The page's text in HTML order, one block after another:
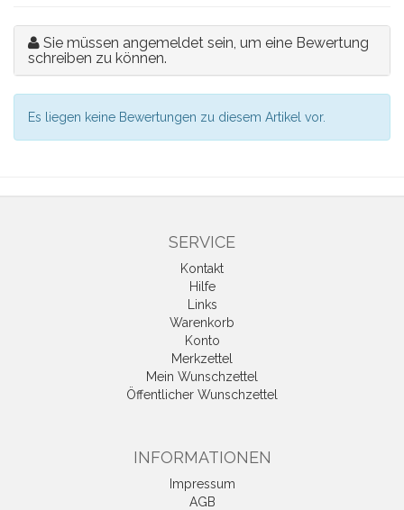
Sie müssen angemeldet sein, um eine Bewertung
schreiben zu können.
Es liegen keine Bewertungen zu diesem Artikel vor.
SERVICE
Kontakt
Hilfe
Links
Warenkorb
Konto
Merkzettel
Mein Wunschzettel
Öffentlicher Wunschzettel
INFORMATIONEN
Impressum
AGB